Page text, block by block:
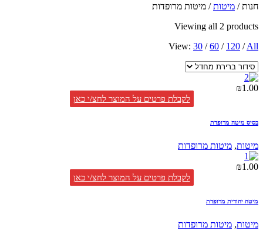
חנות / מיטות/ מיטות מרופדות
Viewing all 2 products
View: 30 /60 / 120 /All
₪1.00
לקבלת פרטים על המוצר לחצ/י כאן
בסיס מיטה מרופדת
מיטות, מיטות מרופדות
₪1.00
לקבלת פרטים על המוצר לחצ/י כאן
מיטה יהודית מרופדת
מיטות, מיטות מרופדות